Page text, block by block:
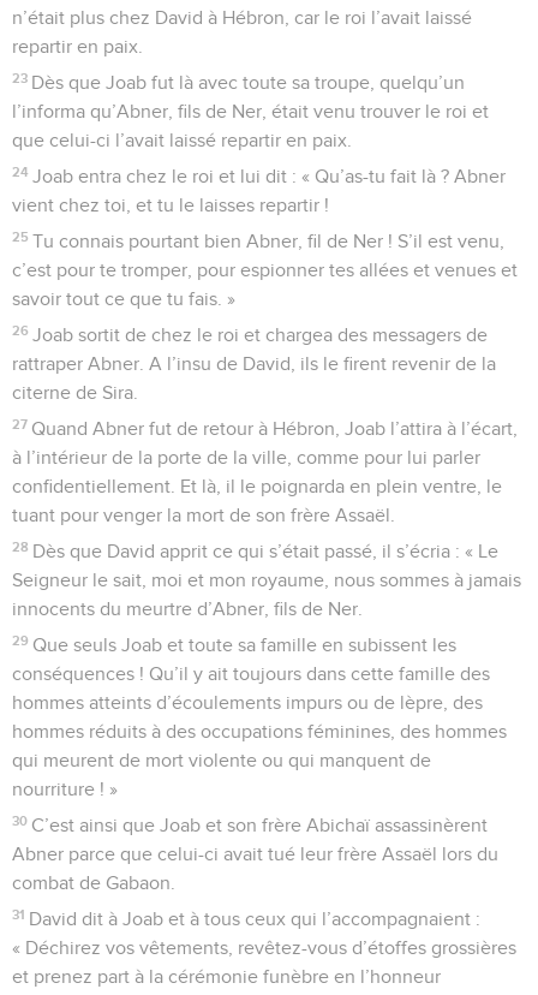
n’était plus chez David à Hébron, car le roi l’avait laissé
repartir en paix.
23 Dès que Joab fut là avec toute sa troupe, quelqu’un
l’informa qu’Abner, fils de Ner, était venu trouver le roi et
que celui-ci l’avait laissé repartir en paix.
24 Joab entra chez le roi et lui dit : « Qu’as-tu fait là ? Abner
vient chez toi, et tu le laisses repartir !
25 Tu connais pourtant bien Abner, fil de Ner ! S’il est venu,
c’est pour te tromper, pour espionner tes allées et venues et
savoir tout ce que tu fais. »
26 Joab sortit de chez le roi et chargea des messagers de
rattraper Abner. A l’insu de David, ils le firent revenir de la
citerne de Sira.
27 Quand Abner fut de retour à Hébron, Joab l’attira à l’écart,
à l’intérieur de la porte de la ville, comme pour lui parler
confidentiellement. Et là, il le poignarda en plein ventre, le
tuant pour venger la mort de son frère Assaël.
28 Dès que David apprit ce qui s’était passé, il s’écria : « Le
Seigneur le sait, moi et mon royaume, nous sommes à jamais
innocents du meurtre d’Abner, fils de Ner.
29 Que seuls Joab et toute sa famille en subissent les
conséquences ! Qu’il y ait toujours dans cette famille des
hommes atteints d’écoulements impurs ou de lèpre, des
hommes réduits à des occupations féminines, des hommes
qui meurent de mort violente ou qui manquent de
nourriture ! »
30 C’est ainsi que Joab et son frère Abichaï assassinèrent
Abner parce que celui-ci avait tué leur frère Assaël lors du
combat de Gabaon.
31 David dit à Joab et à tous ceux qui l’accompagnaient :
« Déchirez vos vêtements, revêtez-vous d’étoffes grossières
et prenez part à la cérémonie funèbre en l’honneur